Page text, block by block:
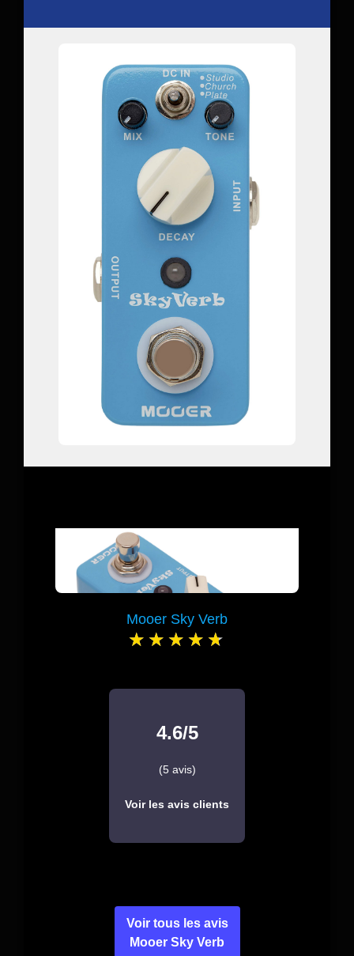
Mooer Sky Verb
4.6/5
(5 avis)
Voir les avis clients
Voir tous les avis
Mooer Sky Verb